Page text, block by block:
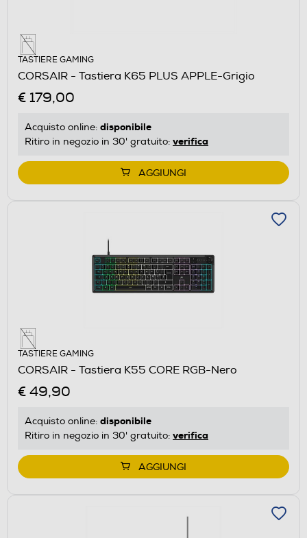
TASTIERE GAMING
CORSAIR - Tastiera K65 PLUS APPLE-Grigio
€ 179,00
Acquisto online: disponibile
Ritiro in negozio in 30' gratuito: verifica
AGGIUNGI
TASTIERE GAMING
CORSAIR - Tastiera K55 CORE RGB-Nero
€ 49,90
Acquisto online: disponibile
Ritiro in negozio in 30' gratuito: verifica
AGGIUNGI